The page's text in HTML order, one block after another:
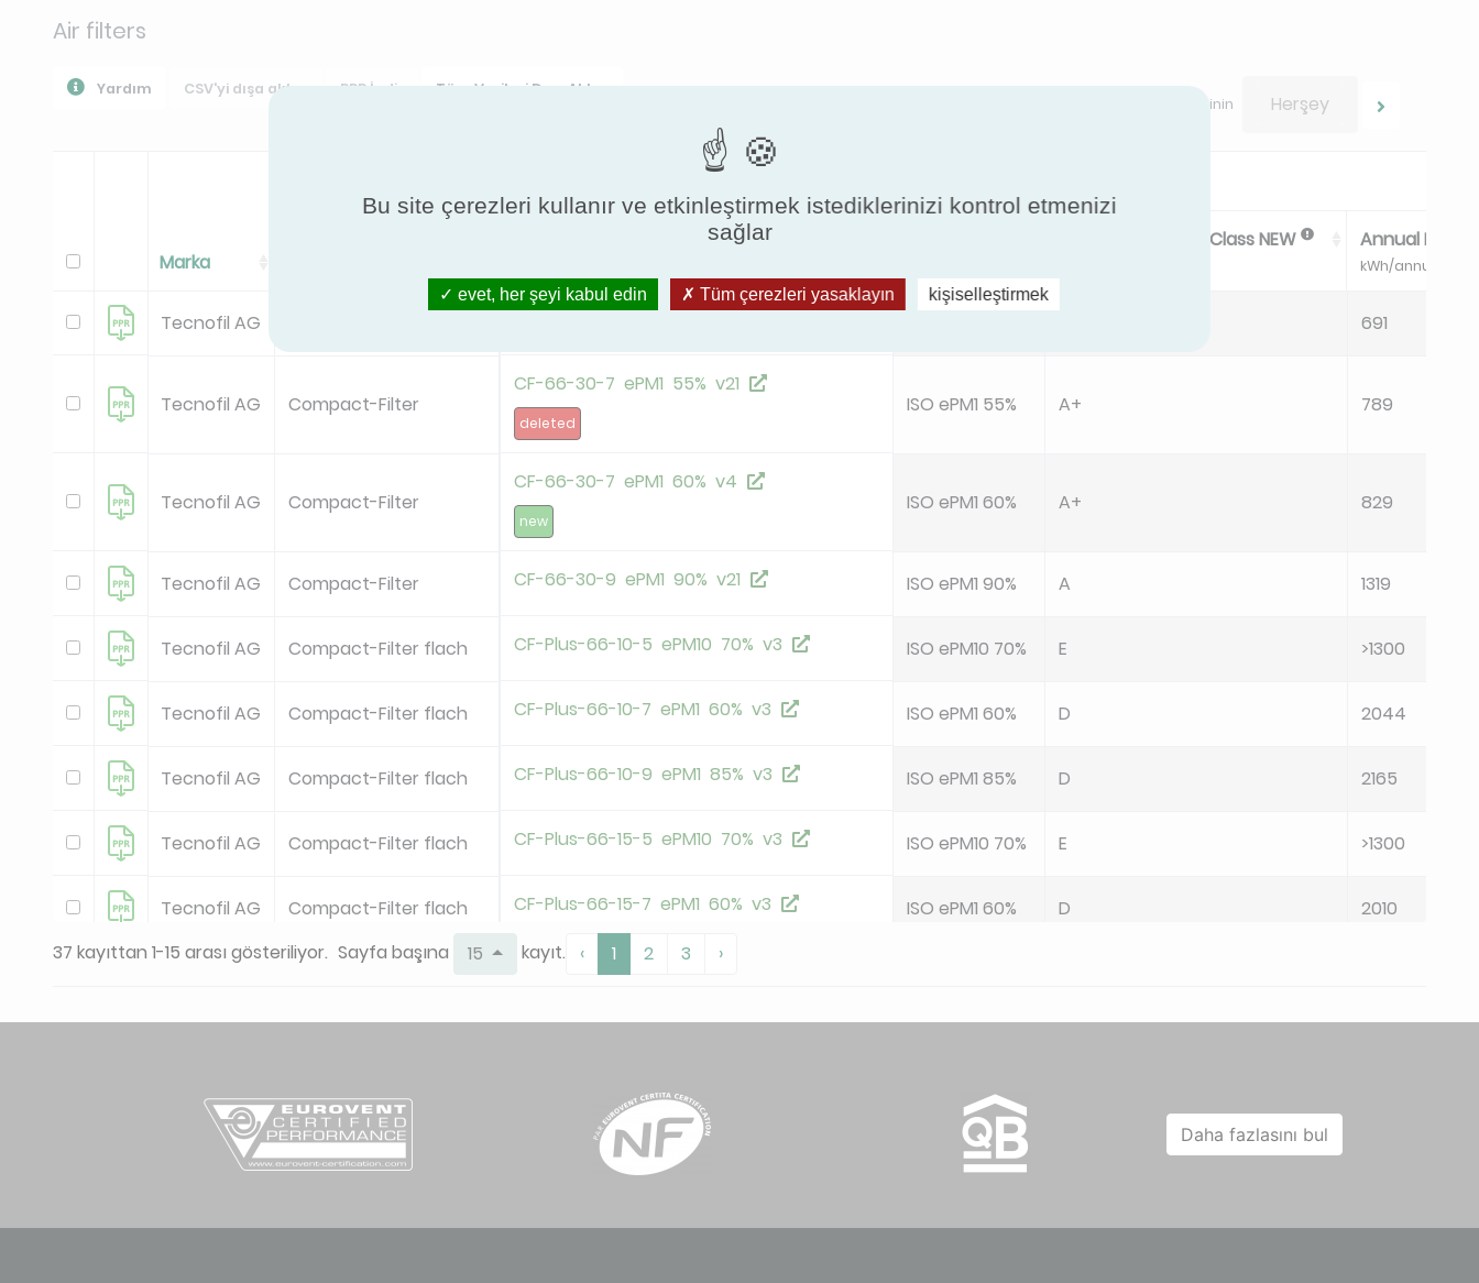
Air filters
Yardım CSV'yi dışa aktar PPR İndir
Tüm Verileri Dışa Aktar
Sonuçlarınız arasında gezinin
Herşey
Marka
Energy Efficiency Class NEW Annual
kWh/annum
Tecnofil AG CF-66-30-5 ePM10 60% v21 691
Tecnofil AG Compact-Filter
CF-66-30-7 ePM1 55% v21
deleted
ISO ePM1 55% A+ 789
Tecnofil AG Compact-Filter
CF-66-30-7 ePM1 60% v4
new
ISO ePM1 60% A+ 829
Tecnofil AG Compact-Filter CF-66-30-9 ePM1 90% v21 ISO ePM1 90% A 1319
Tecnofil AG Compact-Filter flach CF-Plus-66-10-5 ePM10 70% v3 ISO ePM10 70% E >1300
Tecnofil AG Compact-Filter flach CF-Plus-66-10-7 ePM1 60% v3 ISO ePM1 60% D 2044
Tecnofil AG Compact-Filter flach CF-Plus-66-10-9 ePM1 85% v3 ISO ePM1 85% D 2165
Tecnofil AG Compact-Filter flach CF-Plus-66-15-5 ePM10 70% v3 ISO ePM10 70% E >1300
Tecnofil AG Compact-Filter flach CF-Plus-66-15-7 ePM1 60% v3 ISO ePM1 60% D 2010
CF-Plus-66-15-9 ePM1 85% v3
Tecnofil AG Oel-Haubenfilter OHF-66-50-5 ePM10 55% HoKu-2H v23 ISO ePM10 55%
P-66-35-6 ePM10 60% HoKu-8T v21
37 kayıttan 1-15 arası gösteriliyor. Sayfa başına 15 kayıt. ‹ 1 2 3 ›
Daha fazlasını bul
Bu site çerezleri kullanır ve etkinleştirmek istediklerinizi kontrol etmenizi
sağlar
evet, her şeyi kabul edin Tüm çerezleri yasaklayın kişiselleştirmek